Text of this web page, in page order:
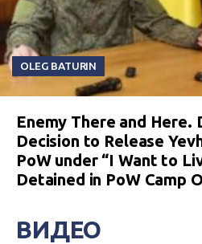
OLEG BATURIN
Enemy There and Here.
Decision to Release
PoW under “I Want to
Detained in PoW Camp
ВИДЕО